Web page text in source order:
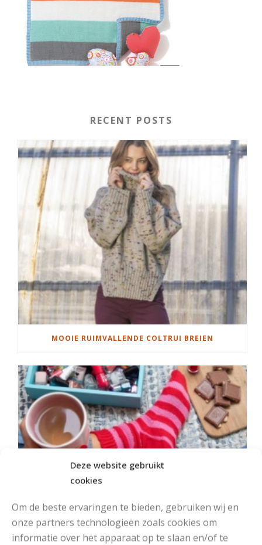
Deze website gebruikt
cookies
Om de beste ervaringen te bieden, gebruiken wij en
onze partners technologieën zoals cookies om
informatie over het apparaat op te slaan en/of te
RECENT POSTS
MOOIE RUIMVALLENDE COLTRUI BREIEN